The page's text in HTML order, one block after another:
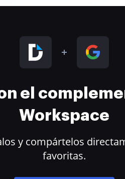
el
Workspace
y compártelos
favoritas.